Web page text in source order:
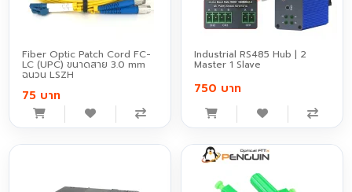
Fiber Optic Patch Cord FC-
LC (UPC) ขนาดสาย 3.0 mm
ฉนวน LSZH
75 บาท
Industrial RS485 Hub | 2
Master 1 Slave
750 บาท